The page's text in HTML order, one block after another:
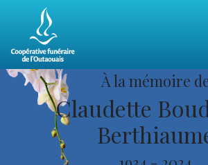
À la mémoire
Claudette